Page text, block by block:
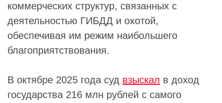
коммерческих структур, связанных с
деятельностью ГИБДД и охотой,
обеспечивая им режим наибольшего
благоприятствования.
В октябре 2025 года суд взыскал в доход
государства 216 млн рублей с самого